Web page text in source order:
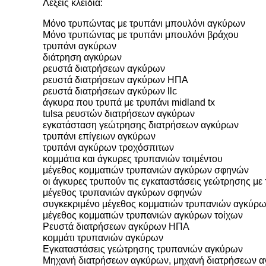
Λέξεις κλειδιά:
Μόνο τρυπώντας με τρυπάνι μπουλόνι αγκύρων
Μόνο τρυπώντας με τρυπάνι μπουλόνι βράχου
τρυπάνι αγκύρων
διάτρηση αγκύρων
ρευστά διατρήσεων αγκύρων
ρευστά διατρήσεων αγκύρων ΗΠΑ
ρευστά διατρήσεων αγκύρων llc
άγκυρα που τρυπά με τρυπάνι midland tx
tulsa ρευστών διατρήσεων αγκύρων
εγκατάσταση γεώτρησης διατρήσεων αγκύρων
τρυπάνι επίγειων αγκύρων
τρυπάνι αγκύρων τροχόσπιτων
κομμάτια και άγκυρες τρυπανιών τσιμέντου
μέγεθος κομματιών τρυπανιών αγκύρων σφηνών
οι άγκυρες τρυπούν τις εγκαταστάσεις γεώτρησης με
μέγεθος τρυπανιών αγκύρων σφηνών
συγκεκριμένο μέγεθος κομματιών τρυπανιών
μέγεθος κομματιών τρυπανιών αγκύρων τοίχων
Ρευστά διατρήσεων αγκύρων ΗΠΑ
κομμάτι τρυπανιών αγκύρων
Εγκαταστάσεις γεώτρησης τρυπανιών αγκύρων
Μηχανή διατρήσεων αγκύρων, μηχανή διατρήσεων